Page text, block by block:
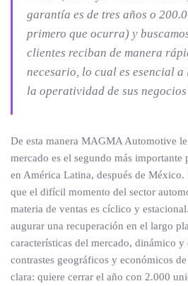
garantía es de tres años o
primero que ocurra) y
clientes reciban de manera
necesario, lo cual es esencial
la operatividad de sus
De esta manera MAGMA Automotive
mercado es el segundo más importante
en América Latina, después de
que el difícil momento del sector
materia de ventas es cíclico y
augurar una recuperación en el largo
características del mercado, dinámico
contrastes geográficos y económicos
clara: quiere cerrar el año con 2.000